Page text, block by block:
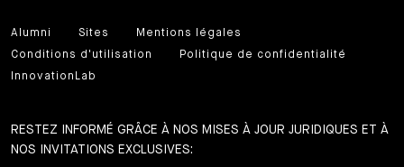
Alumni Sites
Mentions légales
Conditions d'utilisation
Politique de confidentialité
InnovationLab
RESTEZ INFORMÉ GRÂCE À NOS MISES À JOUR JURIDIQUES ET À
NOS INVITATIONS EXCLUSIVES: